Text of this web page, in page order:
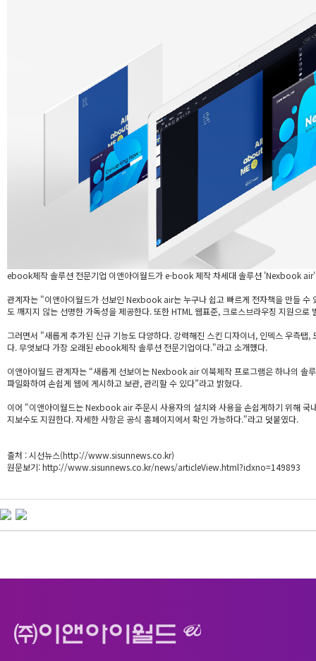
ebook제작 솔루션 전문기업 이앤아이월드가 e-book 제작 차세대 솔루션 'Nexbook air'
관계자는 "이앤아이월드가 선보인 Nexbook air는 누구나 쉽고 빠르게 전자책을 만들 수
도 깨지지 않는 선명한 가독성을 제공한다. 또한 HTML 웹표준, 크로스브라우징 지원으
그러면서 "새롭게 추가된 신규 기능도 다양하다. 강력해진 스킨 디자이너, 인덱스 우측
다. 무엇보다 가장 오래된 ebook제작 솔루션 전문기업이다."라고 소개했다.
이앤아이월드 관계자는 “새롭게 선보이는 Nexbook air 이북제작 프로그램은 하나의 솔
파일화하여 손쉽게 웹에 게시하고 보관, 관리할 수 있다”라고 밝혔다.
이어 "이앤아이월드는 Nexbook air 주문시 사용자의 설치와 사용을 손쉽게하기 위해
지보수도 지원한다. 자세한 사항은 공식 홈페이지에서 확인 가능하다."라고 덧붙였다.
출처 : 시선뉴스(http://www.sisunnews.co.kr)
원문보기:http://www.sisunnews.co.kr/news/articleView.html?idxno=149893